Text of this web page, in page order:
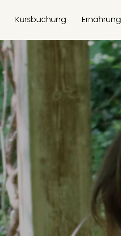
Kursbuchung Ernährung